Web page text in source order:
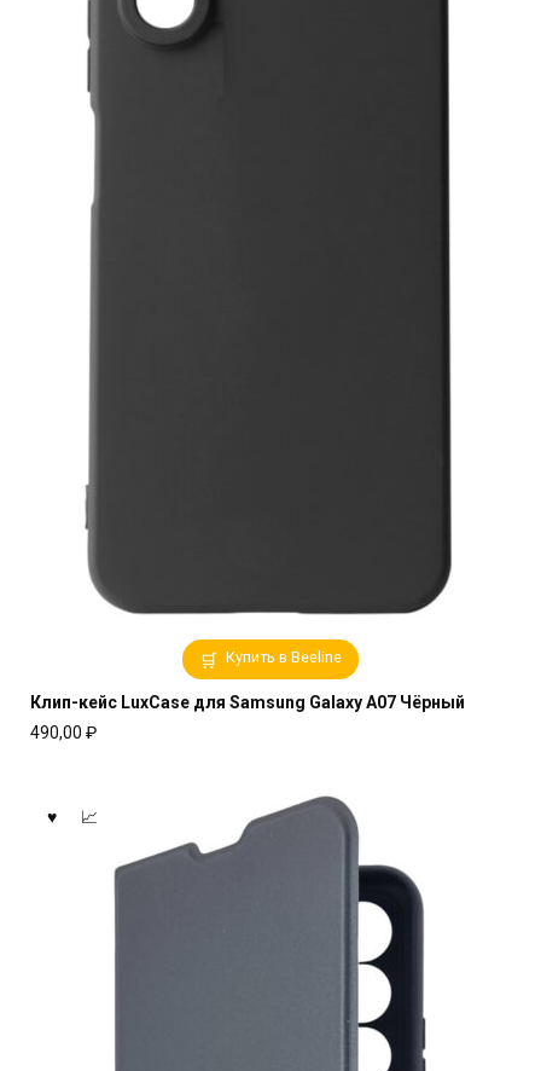
Купить в Beeline
Клип-кейс LuxCase для Samsung Galaxy A07 Чёрный
490,00 ₽